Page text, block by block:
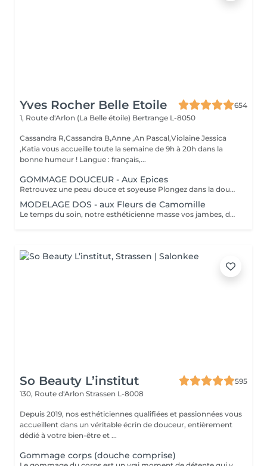
Yves Rocher Belle Etoile
654
1, Route d'Arlon (La Belle étoile) Bertrange L-8050
Cassandra R,Cassandra B,Anne ,An Pascal,Violaine Jessica
,Katia vous accueille toute la semaine de 9h à 20h dans la
bonne humeur ! Langue : français,...
GOMMAGE DOUCEUR - Aux Epices
Retrouvez une peau douce et soyeuse Plongez dans la douceur tropicale dIndonésie à travers les notes épicées des huiles essentielles de Girofle et de Muscade. Ce gommage aux effluves chauds et naturels vous transporte tout en exfoliant délicatement votre peau : elle est douce, lumineuse et satinée.
MODELAGE DOS - aux Fleurs de Camomille
Le temps du soin, notre esthéticienne masse vos jambes, des orteils à la taille dans un mouvement tonique qui active la microcirculation et leurs procure un confort sans précédent. Bénéfices : Vos jambes retrouvent fraicheur et légèreté.
So Beauty L’institut
595
130, Route d'Arlon Strassen L-8008
Depuis 2019, nos esthéticiennes qualifiées et passionnées vous
accueillent dans un véritable écrin de douceur, entièrement
dédié à votre bien-être et ...
Gommage corps (douche comprise)